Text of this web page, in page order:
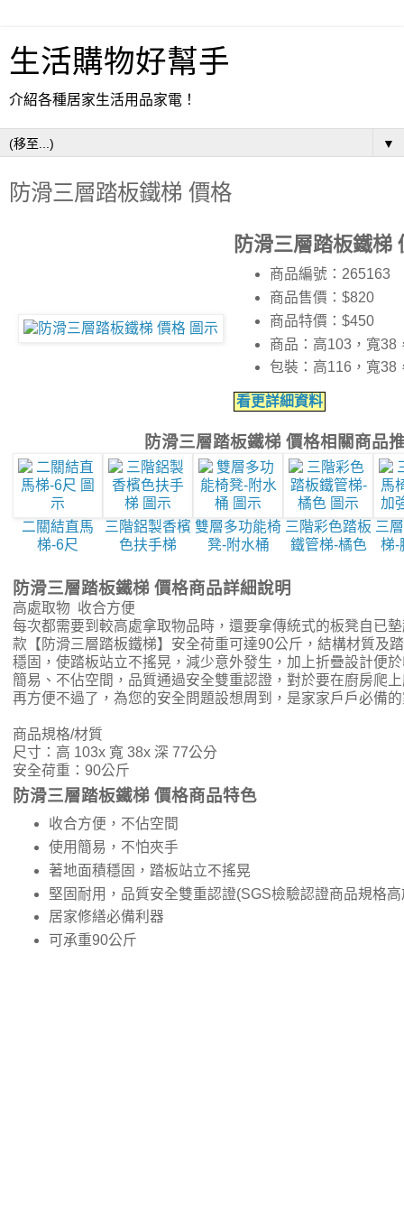
生活購物好幫手
介紹各種居家生活用品家電！
▼
防滑三層踏板鐵梯 價格
防滑三層踏板鐵梯
商品編號：265163
商品售價：$820
商品特價： $450
商品：高103，寬38
包裝：高116，寬38
看更詳細資料
防滑三層踏板鐵梯 價格相關商品
二關結直馬
梯-6尺
三階鋁製香檳
色扶手梯
雙層多功能椅
凳-附水桶
三階彩色踏板
鐵管梯-橘色
三
梯-
防滑三層踏板鐵梯 價格商品詳細說明
高處取物 收合方便
每次都需要到較高處拿取物品時，還要拿傳統式的板凳自已
款【防滑三層踏板鐵梯】安全荷重可達90公斤，結構材質及
穩固，使踏板站立不搖晃，減少意外發生，加上折疊設計便
簡易、不佔空間，品質通過安全雙重認證，對於要在廚房爬
再方便不過了，為您的安全問題設想周到，是家家戶戶必備
商品規格/材質
尺寸：高 103x 寬 38x 深 77公分
安全荷重：90公斤
防滑三層踏板鐵梯 價格商品特色
收合方便，不佔空間
使用簡易，不怕夾手
著地面積穩固，踏板站立不搖晃
堅固耐用，品質安全雙重認證(SGS檢驗認證商品規格
居家修繕必備利器
可承重90公斤